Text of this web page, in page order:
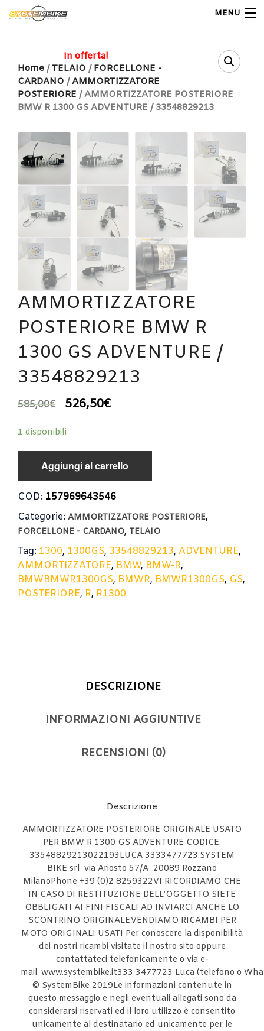
MENU
Home
Shop Moto
Shop Ricambi
Note Generali
Contatti
Home / TELAIO / FORCELLONE -
CARDANO /AMMORTIZZATORE
POSTERIORE / AMMORTIZZATORE POSTERIORE
BMW R 1300 GS ADVENTURE / 33548829213
In offerta!
AMMORTIZZATORE
POSTERIORE BMW R
1300 GS ADVENTURE /
33548829213
585,00€ 526,50€
1 disponibili
Aggiungi al carrello
COD: 157969643546
Categorie: AMMORTIZZATORE POSTERIORE,
FORCELLONE - CARDANO, TELAIO
Tag: 1300, 1300GS, 33548829213, ADVENTURE,
AMMORTIZZATORE, BMW, BMW-R,
BMWBMWR1300GS, BMWR, BMWR1300GS, GS,
POSTERIORE, R, R1300
DESCRIZIONE
INFORMAZIONI AGGIUNTIVE
RECENSIONI (0)
Descrizione
AMMORTIZZATORE POSTERIORE ORIGINALE USATO
PER BMW R 1300 GS ADVENTURE CODICE.
33548829213022193LUCA 3333477723.SYSTEM
BIKE srl via Ariosto 57/A 20089 Rozzano
MilanoPhone +39 (0)2 8259322VI RICORDIAMO CHE
IN CASO DI RESTITUZIONE DELL’OGGETTO SIETE
OBBLIGATI AI FINI FISCALI AD INVIARCI ANCHE LO
SCONTRINO ORIGINALE.VENDIAMO RICAMBI PER
MOTO ORIGINALI USATI Per conoscere la disponibilità
dei nostri ricambi visitate il nostro sito oppure
contattateci telefonicamente o via e-
mail. www.systembike.it333 3477723 Luca (telefono o
© SystemBike 2019Le informazioni contenute in
questo messaggio e negli eventuali allegati sono da
considerarsi riservati ed il loro utilizzo è consentito
unicamente al destinatario ed unicamente per le